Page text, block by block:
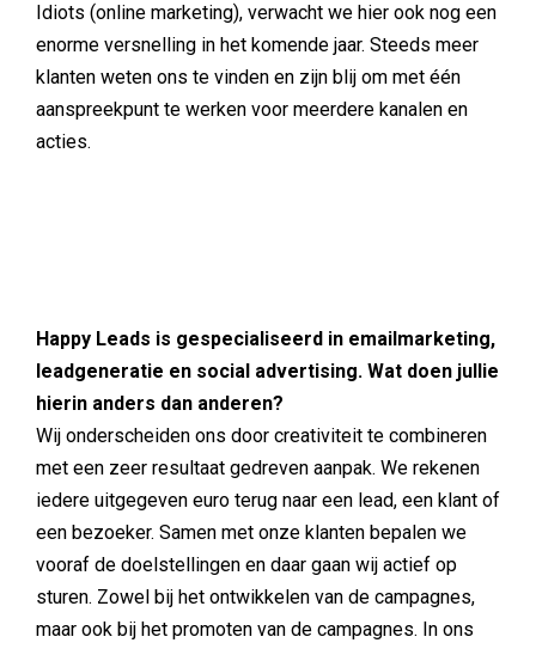
Idiots (online marketing), verwacht we hier ook nog een
enorme versnelling in het komende jaar. Steeds meer
klanten weten ons te vinden en zijn blij om met één
aanspreekpunt te werken voor meerdere kanalen en
acties.
Happy Leads is gespecialiseerd in emailmarketing,
leadgeneratie en social advertising. Wat doen jullie
hierin anders dan anderen?
Wij onderscheiden ons door creativiteit te combineren
met een zeer resultaat gedreven aanpak. We rekenen
iedere uitgegeven euro terug naar een lead, een klant of
een bezoeker. Samen met onze klanten bepalen we
vooraf de doelstellingen en daar gaan wij actief op
sturen. Zowel bij het ontwikkelen van de campagnes,
maar ook bij het promoten van de campagnes. In ons